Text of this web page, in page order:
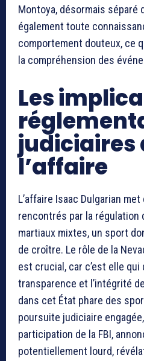
Montoya, désormais séparé
également toute
comportement douteux, ce
la compréhension des
Les
judiciaires
l’affaire
L’affaire Isaac Dulgarian
rencontrés par la régulation
martiaux mixtes, un sport
de croître. Le rôle de la
est crucial, car c’est elle
transparence et l’intégrité
dans cet État phare des
poursuite judiciaire
participation de la FBI,
potentiellement lourd,